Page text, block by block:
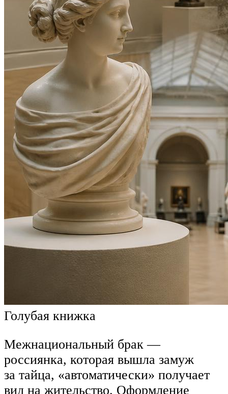
Голубая книжка
Межнациональный брак —
россиянка, которая вышла замуж
за тайца, «автоматически» получает
вид на жительство. Оформление